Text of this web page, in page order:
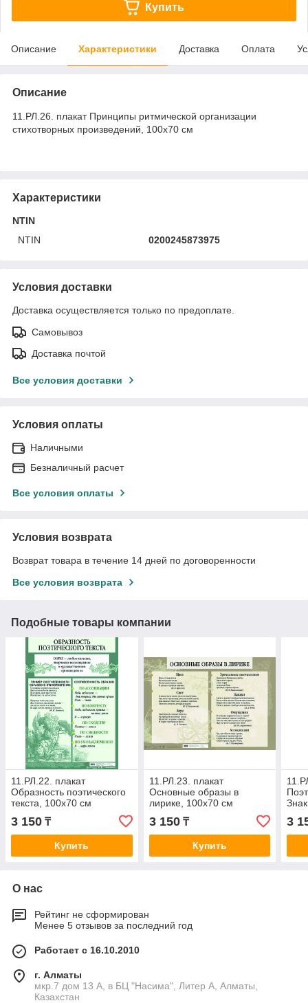
Купить
Описание Характеристики Доставка Оплата
Описание
11.РЛ.26. плакат Принципы ритмической организации
стихотворных произведений, 100х70 см
Характеристики
NTIN
NTIN
0200245873975
Условия доставки
Доставка осуществляется только по предоплате.
Самовывоз
Доставка почтой
Все условия доставки
Условия оплаты
Наличными
Безналичный расчет
Все условия оплаты
Условия возврата
Возврат товара в течение 14 дней по договоренности
Все условия возврата
Подобные товары компании
11.РЛ.22. плакат
Образность поэтического
текста, 100х70 см
3 150 ₸
Купить
11.РЛ.23. плакат
Основные образы в
лирике, 100х70 см
3 150₸
Купить
3
О нас
Рейтинг не сформирован
Менее 5 отзывов за последний год
Работает с 16.10.2010
г. Алматы
мкр.7 дом 13 А, в БЦ "Насима", Литер А, Алматы,
Казахстан